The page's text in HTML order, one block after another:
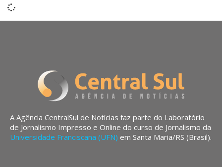
A Agência CentralSul de Notícias faz parte do Laboratório
de Jornalismo Impresso e Online do curso de Jornalismo da
Universidade Franciscana (UFN) em Santa Maria/RS (Brasil).